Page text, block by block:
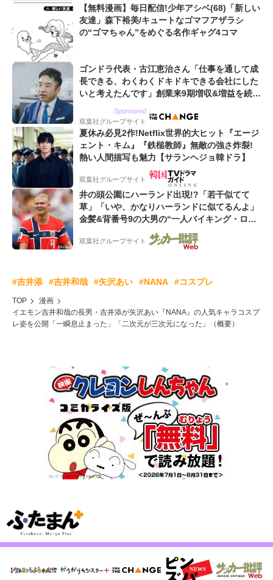
【無料漫画】毎日配信!少年アシベ(68)「新しい
友達」森下裕美/キュートなゴマフアザラシ
の“ゴマちゃん”をめぐる名作ギャグ4コマ
ゴンドラ代表・古江恵治さん「仕事を通して成
長できる、わくわくドキドキできる会社にした
いと考えたんです」創業来9期増収&増益を続け
Sponsored
双葉社グループサイト
夏休み必見2作!Netflix世界的大ヒット『エージ
ェント・キム』『鉄槌教師』無敵の強さ炸裂!
熱い人間描写も魅力【サランヘジョ韓ドラ】
双葉社グループサイト
井の頭公園にハーランド出現!?「若干似てて
草」「いや、かなりハーランドに似てるんよ」
金髪&背番号9の大男の“一人バイキング・ロ
ー”映像が話題!「元気をもらった」
双葉社グループサイト
#吉井添 #吉井和哉 #矢沢あい #NANA #コスプレ
TOP
漫画
イエモン吉井和哉の長男・吉井添が矢沢あい『NANA』の人気キャラコスプ
レ姿を公開「一瞬息止まった」「二次元が三次元になった」（概要）